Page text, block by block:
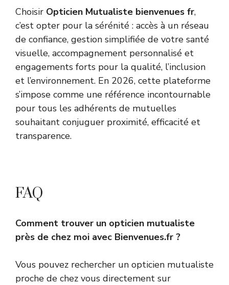
Choisir Opticien Mutualiste bienvenues fr,
c’est opter pour la sérénité : accès à un réseau
de confiance, gestion simplifiée de votre santé
visuelle, accompagnement personnalisé et
engagements forts pour la qualité, l’inclusion
et l’environnement. En 2026, cette plateforme
s’impose comme une référence incontournable
pour tous les adhérents de mutuelles
souhaitant conjuguer proximité, efficacité et
transparence.
FAQ
Comment trouver un opticien mutualiste
près de chez moi avec Bienvenues.fr ?
Vous pouvez rechercher un opticien mutualiste
proche de chez vous directement sur